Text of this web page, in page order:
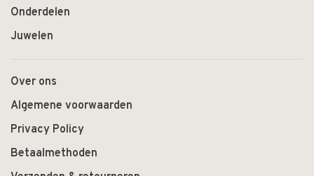
Onderdelen
Juwelen
Over ons
Algemene voorwaarden
Privacy Policy
Betaalmethoden